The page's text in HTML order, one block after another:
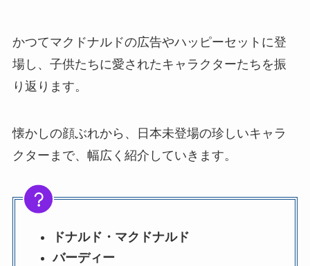
かつてマクドナルドの広告やハッピーセットに登
場し、子供たちに愛されたキャラクターたちを振
り返ります。
懐かしの顔ぶれから、日本未登場の珍しいキャラ
クターまで、幅広く紹介していきます。
ドナルド・マクドナルド
バーディー